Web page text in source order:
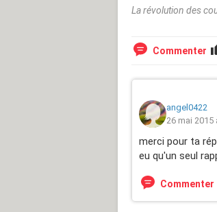
La révolution des
Commenter
angel0422
26 mai 2015
merci pour ta
eu qu'un seul
Commenter